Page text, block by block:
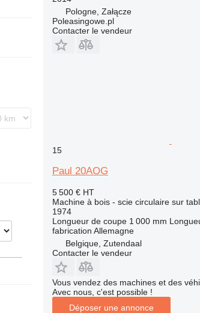
Pologne, Załącze
Poleasingowe.pl
Contacter le vendeur
15
Paul 20AOG
5 500 € HT
Machine à bois - scie circulaire sur
1974
Longueur de coupe 1 000 mm
fabrication Allemagne
Belgique, Zutendaal
Contacter le vendeur
Vous vendez des machines et des
Avec nous, c'est possible !
Déposer une annonce